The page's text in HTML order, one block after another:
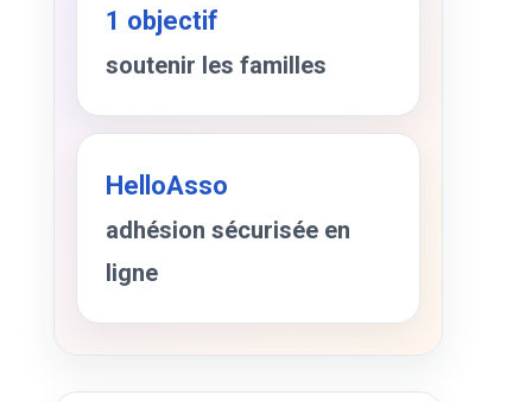
1 objectif
soutenir les familles
HelloAsso
adhésion sécurisée en
ligne